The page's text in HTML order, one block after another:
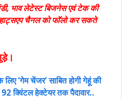
भाव लेटेस्ट बिजनेस एवं टेक की
चैनल को फॉलो कर सकते
लिए ‘गेम चेंजर’ साबित होगी गेहूं की
क्विंटल हेक्टेयर तक पैदावार..